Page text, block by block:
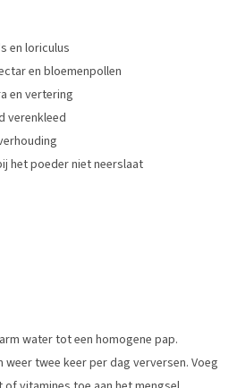
en loriculus
en bloemenpollen
en vertering
verenkleed
het poeder niet neerslaat
water tot een homogene pap.
weer twee keer per dag verversen. Voeg